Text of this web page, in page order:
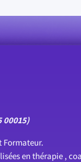
00015)
Formateur.
en thérapie ,